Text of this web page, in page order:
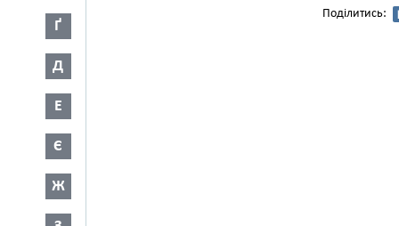
Ґ
Д
Е
Є
Ж
Поділитись: